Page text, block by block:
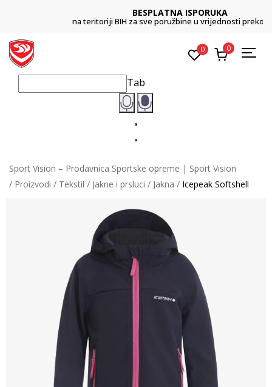
BESPLATNA ISPORUKA
na teritoriji BIH za sve poružbine u vrijednosti preko 99 KM
0 0
Tab
Sport Vision – Prodavnica Sportske opreme | Sport Vision
Proizvodi
Tekstil Jakne i prsluci Jakna Icepeak Softshell